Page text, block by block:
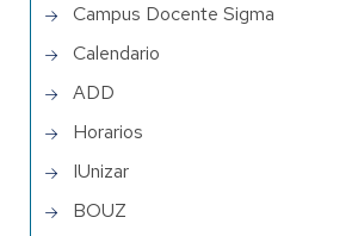
Campus Docente Sigma
Calendario
ADD
Horarios
IUnizar
BOUZ